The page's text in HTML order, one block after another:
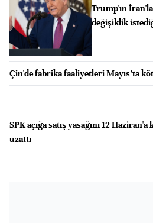
Trump'ın
değişiklik
Çin'de fabrika faaliyetleri Mayıs’ta
SPK açığa satış yasağını 12 Haziran'a
uzattı